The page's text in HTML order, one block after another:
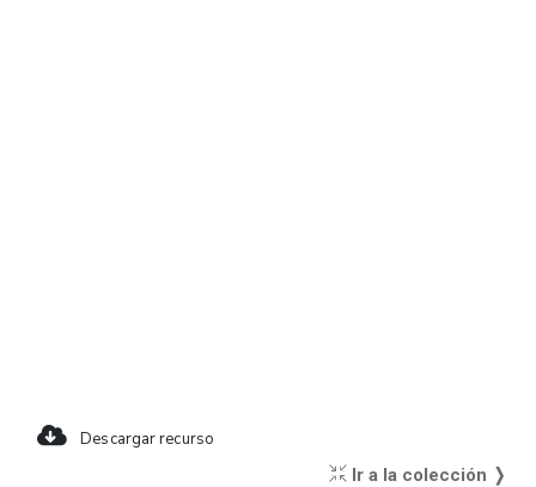
Descargar recurso
Ir a la colección ❭